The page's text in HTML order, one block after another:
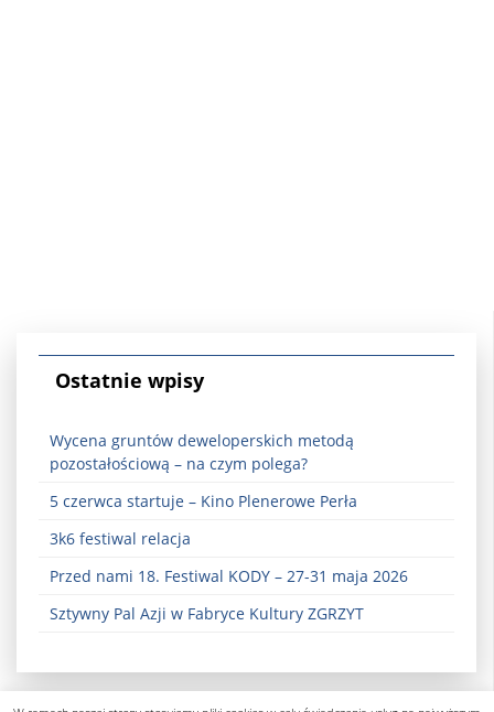
Ostatnie wpisy
Wycena gruntów deweloperskich metodą
pozostałościową – na czym polega?
5 czerwca startuje – Kino Plenerowe Perła
3k6 festiwal relacja
Przed nami 18. Festiwal KODY – 27-31 maja 2026
Sztywny Pal Azji w Fabryce Kultury ZGRZYT